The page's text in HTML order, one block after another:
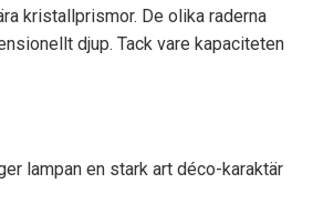
kristallprismor. De olika raderna
djup. Tack vare kapaciteten
lampan en stark art déco-karaktär